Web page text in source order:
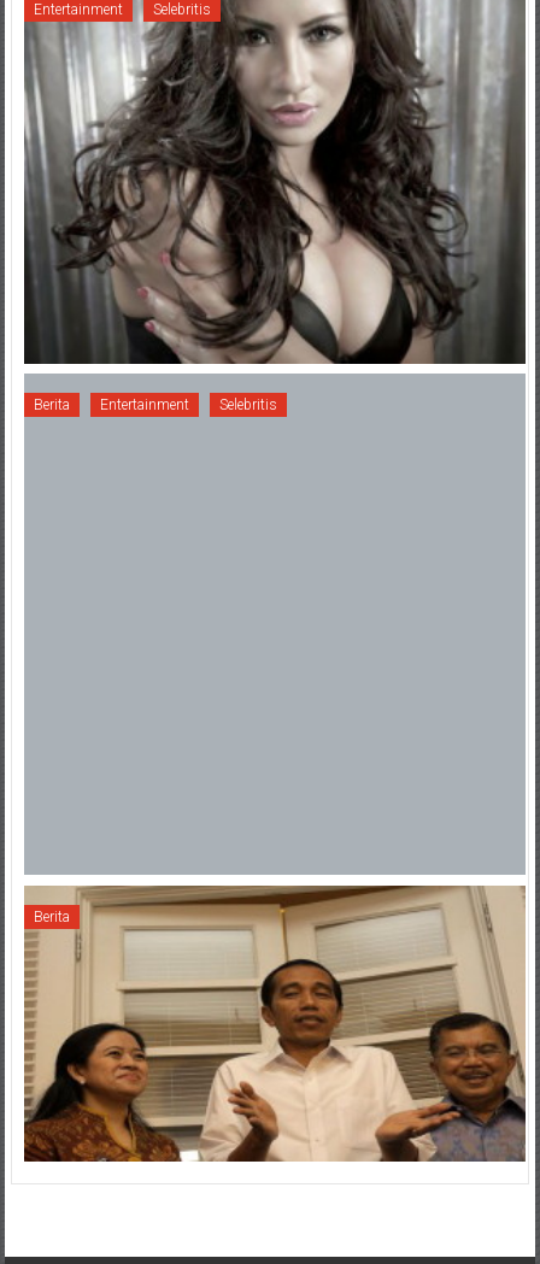
Entertainment Selebritis
Berita Entertainment Selebritis
Berita